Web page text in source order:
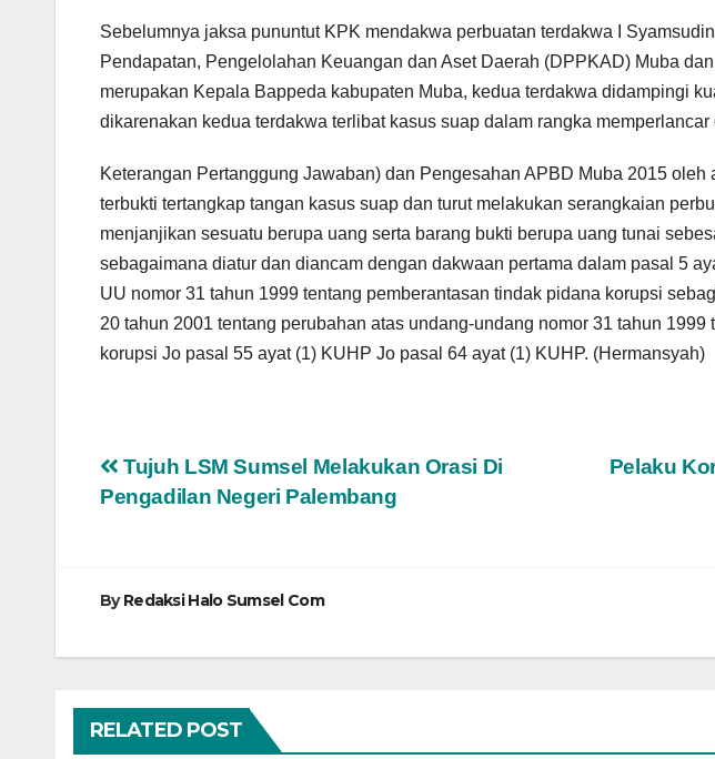
Sebelumnya jaksa pununtut KPK mendakwa perbuatan terdakwa I
Pendapatan, Pengelolahan Keuangan dan Aset Daerah (DPPKAD) Muba
merupakan Kepala Bappeda kabupaten Muba, kedua terdakwa didampingi
dikarenakan kedua terdakwa terlibat kasus suap dalam rangka
Keterangan Pertanggung Jawaban) dan Pengesahan APBD Muba 2015
terbukti tertangkap tangan kasus suap dan turut melakukan serangkaian
menjanjikan sesuatu berupa uang serta barang bukti berupa uang tunai
sebagaimana diatur dan diancam dengan dakwaan pertama dalam pasal 5
UU nomor 31 tahun 1999 tentang pemberantasan tindak pidana korupsi
20 tahun 2001 tentang perubahan atas undang-undang nomor 31 tahun
korupsi Jo pasal 55 ayat (1) KUHP Jo pasal 64 ayat (1) KUHP. (Hermansyah)
Navigasi
pos
Pelaku
Tujuh LSM Sumsel Melakukan Orasi Di
Pengadilan Negeri Palembang
ByRedaksi Halo Sumsel Com
RELATED POST